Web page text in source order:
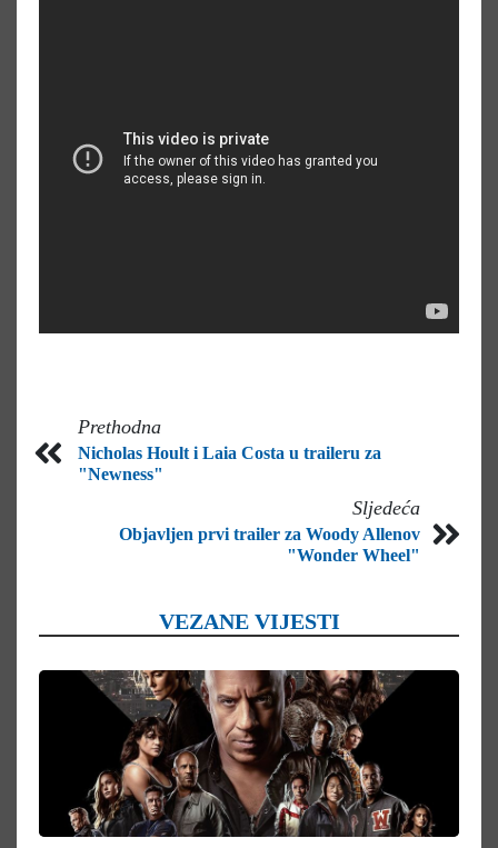
Prethodna
Nicholas Hoult i Laia Costa u traileru za
"Newness"
Sljedeća
Objavljen prvi trailer za Woody Allenov
"Wonder Wheel"
VEZANE VIJESTI